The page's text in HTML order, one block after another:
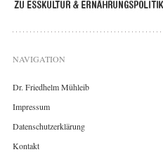
NAVIGATION
Dr. Friedhelm Mühleib
Impressum
Datenschutzerklärung
Kontakt